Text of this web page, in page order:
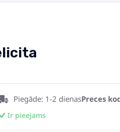
Piegāde: 1-2 dienasPreces
Ir pieejams